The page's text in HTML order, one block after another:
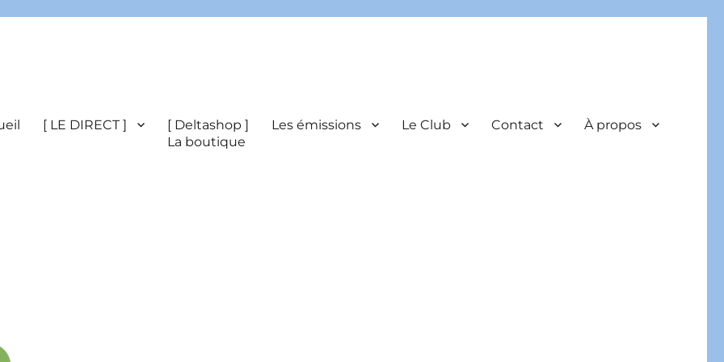
[ LE DIRECT ]
[ Deltashop ]
La boutique
Les émissions Le Club Contact À propos